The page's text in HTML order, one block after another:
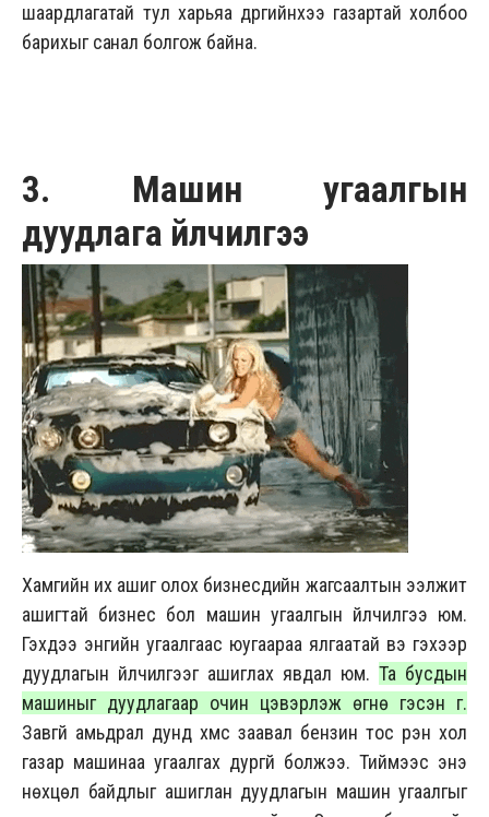
шаардлагатай тул харьяа дүүргийнхээ газартай холбоо
барихыг санал болгож байна.
3. Машин угаалгын
дуудлага үйлчилгээ
Хамгийн их ашиг олох бизнесүүдийн жагсаалтын ээлжит
ашигтай бизнес бол машин угаалгын үйлчилгээ юм.
Гэхдээ энгийн угаалгаас юугаараа ялгаатай вэ гэхээр
дуудлагын үйлчилгээг ашиглах явдал юм.Та бусдын
машиныг дуудлагаар очин цэвэрлэж өгнө гэсэн үг.
Завгүй амьдрал дунд хүмүүс заавал бензин тос үрэн хол
газар машинаа угаалгах дургүй болжээ. Тиймээс энэ
нөхцөл байдлыг ашиглан дуудлагын машин угаалгыг